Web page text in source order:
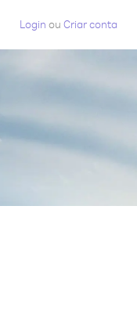
Login ou Criar conta